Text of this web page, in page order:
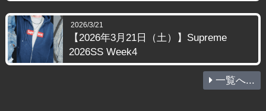
2026/3/21
【2026年3月21日（土）】Supreme
2026SS Week4
一覧へ...